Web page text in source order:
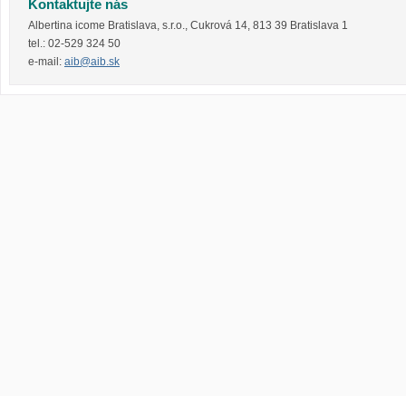
Kontaktujte nás
Albertina icome Bratislava, s.r.o., Cukrová 14, 813 39 Bratislava 1
tel.: 02-529 324 50
e-mail: aib@aib.sk